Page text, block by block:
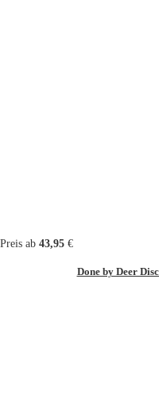
Preis ab 43,95 €
Done by Deer